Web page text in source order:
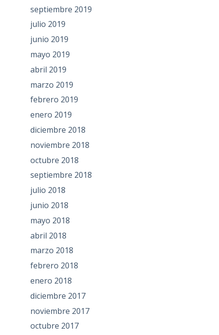
septiembre 2019
julio 2019
junio 2019
mayo 2019
abril 2019
marzo 2019
febrero 2019
enero 2019
diciembre 2018
noviembre 2018
octubre 2018
septiembre 2018
julio 2018
junio 2018
mayo 2018
abril 2018
marzo 2018
febrero 2018
enero 2018
diciembre 2017
noviembre 2017
octubre 2017